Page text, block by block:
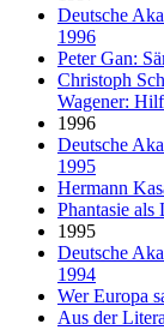
Deutsche
1996
Peter Gan:
Christoph
Wagener:
1996
Deutsche
1995
Hermann
Phantasie als
1995
Deutsche
1994
Wer Europa
Aus der